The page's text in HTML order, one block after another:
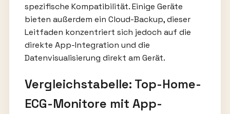
spezifische Kompatibilität. Einige Geräte
bieten außerdem ein Cloud-Backup, dieser
Leitfaden konzentriert sich jedoch auf die
direkte App-Integration und die
Datenvisualisierung direkt am Gerät.
Vergleichstabelle: Top-Home-
ECG-Monitore mit App-